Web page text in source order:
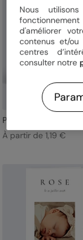
Pleine page typo
À partir de 1,19 €
Nous
d'améliorer
contenus et/ou
centres
consulter notre